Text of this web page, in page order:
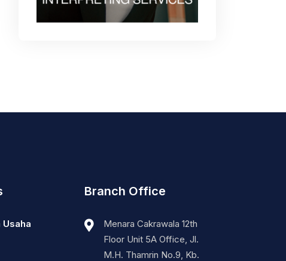
Usaha
Branch Office
Menara Cakrawala 12th
Floor Unit 5A Office, Jl.
M.H. Thamrin No.9, Kb.